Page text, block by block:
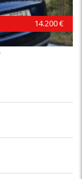
14.200 €